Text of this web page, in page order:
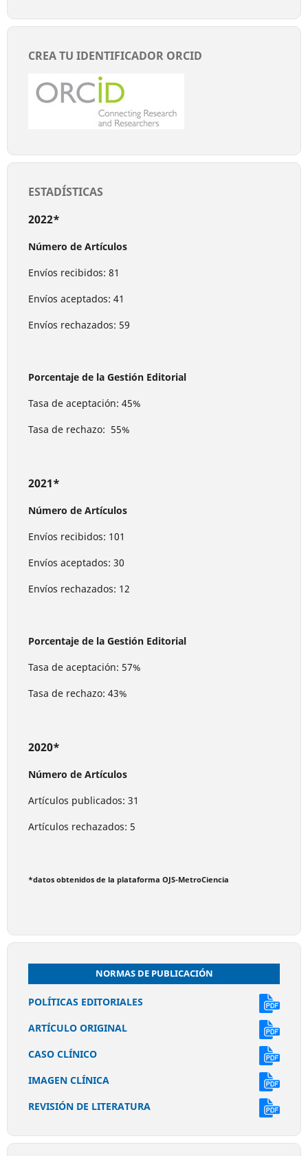
CREA TU IDENTIFICADOR ORCID
ESTADÍSTICAS
2022*
Número de Artículos
Envíos recibidos: 81
Envíos aceptados: 41
Envíos rechazados: 59
Porcentaje de la Gestión Editorial
Tasa de aceptación: 45%
Tasa de rechazo: 55%
2021*
Número de Artículos
Envíos recibidos: 101
Envíos aceptados: 30
Envíos rechazados: 12
Porcentaje de la Gestión Editorial
Tasa de aceptación: 57%
Tasa de rechazo: 43%
2020*
Número de Artículos
Artículos publicados: 31
Artículos rechazados: 5
*datos obtenidos de la plataforma OJS-MetroCiencia
NORMAS DE PUBLICACIÓN
POLÍTICAS EDITORIALES
ARTÍCULO ORIGINAL
CASO CLÍNICO
IMAGEN CLÍNICA
REVISIÓN DE LITERATURA